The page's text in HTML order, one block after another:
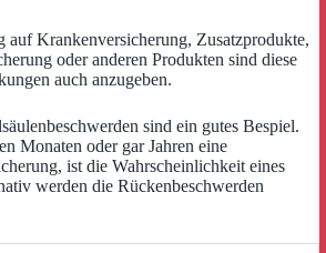
auf Krankenversicherung, Zusatzprodukte,
oder anderen Produkten sind diese
auch anzugeben.
sind ein gutes Bespiel.
Monaten oder gar Jahren eine
ist die Wahrscheinlichkeit eines
werden die Rückenbeschwerden